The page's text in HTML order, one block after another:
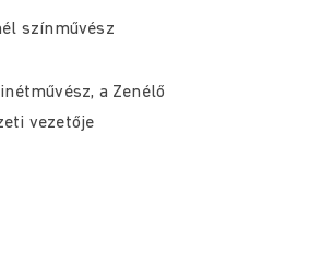
színművész
a Zenélő
vezetője